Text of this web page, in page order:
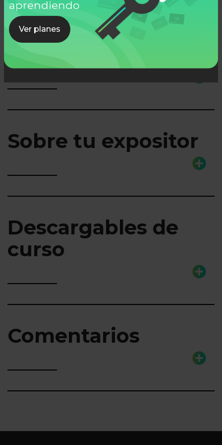
aprendiendo
Ver planes
Lo que aprenderás
Sobre tu expositor
Descargables de
curso
Comentarios